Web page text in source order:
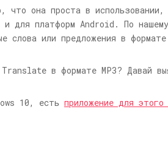
она проста в использовании,
для платформ Android. По
слова или предложения в формате
в формате MP3? Давай
10, есть приложение для этого